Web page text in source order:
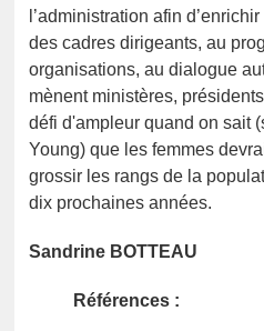
l’administration afin
des cadres dirigeants, au
organisations, au dialogue
mènent ministères,
défi d'ampleur quand on sait
Young) que les femmes
grossir les rangs de la
dix prochaines années.
Sandrine BOTTEAU
Références :